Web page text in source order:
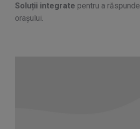
Soluții integrate pentru a
orașului.